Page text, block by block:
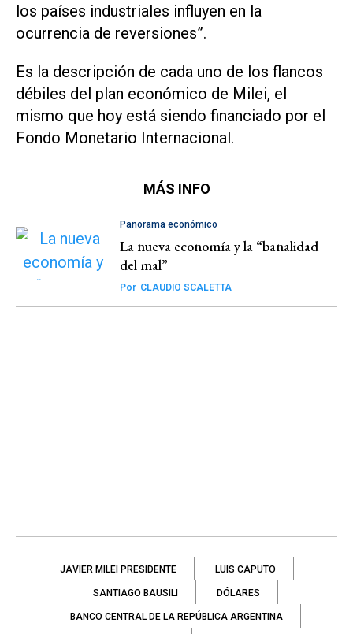
los países industriales influyen en la
ocurrencia de reversiones”.
Es la descripción de cada uno de los flancos
débiles del plan económico de Milei, el
mismo que hoy está siendo financiado por el
Fondo Monetario Internacional.
MÁS INFO
Panorama económico
La nueva economía y la “banalidad
del mal”
Por CLAUDIO SCALETTA
JAVIER MILEI PRESIDENTE LUIS CAPUTO
SANTIAGO BAUSILI DÓLARES
BANCO CENTRAL DE LA REPÚBLICA ARGENTINA